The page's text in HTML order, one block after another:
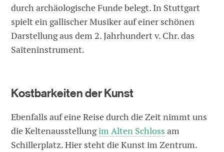
durch archäologische Funde belegt. In Stuttgart
spielt ein gallischer Musiker auf einer schönen
Darstellung aus dem 2. Jahrhundert v. Chr. das
Saiteninstrument.
Kostbarkeiten der Kunst
Ebenfalls auf eine Reise durch die Zeit nimmt uns
die Keltenausstellungim Alten Schloss am
Schillerplatz. Hier steht die Kunst im Zentrum.